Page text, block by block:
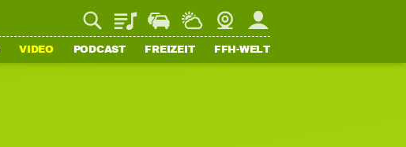
PlaylistStaupilotWetterWebcamMein FFH
VIDEO PODCAST FREIZEIT FFH-WELT